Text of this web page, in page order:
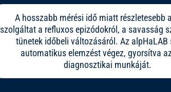
A hosszabb mérési idő miatt részletesebb
szolgáltat a refluxos epizódokról, a savasság
tünetek időbeli változásáról. Az alpHaLAB
automatikus elemzést végez, gyorsítva
diagnosztikai munkáját.